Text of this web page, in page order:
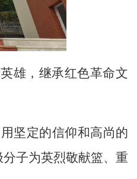
雄，继承红色革命文
坚定的信仰和高尚的
子为英烈敬献篮、重